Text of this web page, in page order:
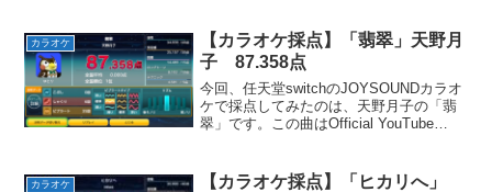
カラオケ
【カラオケ採点】「翡翠」天野月
子 87.358点
今回、任天堂switchのJOYSOUNDカラオ
ケで採点してみたのは、天野月子の「翡
翠」です。この曲はOfficial YouTube
られるノスタルジックな曲...
カラオケ
【カラオケ採点】「ヒカリへ」